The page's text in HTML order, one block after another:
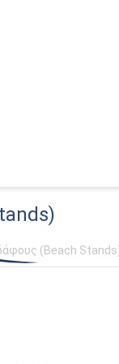
(Beach